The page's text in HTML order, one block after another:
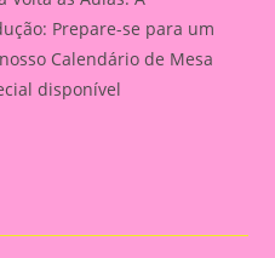
Prepare-se para um
Calendário de Mesa
disponível